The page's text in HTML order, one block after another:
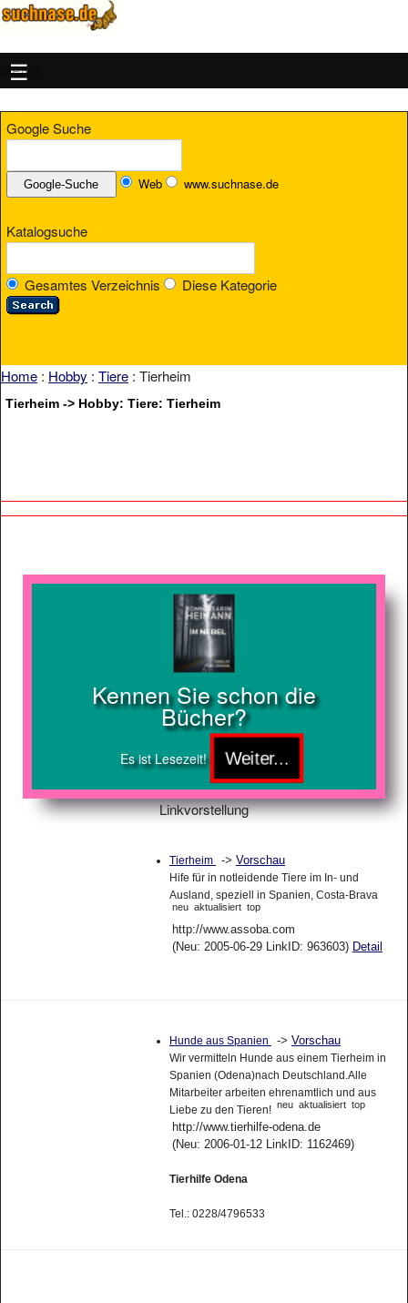
MENU
Google Suche
Web www.suchnase.de
Katalogsuche
Gesamtes Verzeichnis Diese Kategorie
Home : Hobby : Tiere : Tierheim
Tierheim -> Hobby: Tiere: Tierheim
Kennen Sie schon die
Bücher?
Es ist Lesezeit!
Linkvorstellung
Tierheim -> Vorschau
Hife für in notleidende Tiere im In- und
Ausland, speziell in Spanien, Costa-Brava
neu aktualisiert top
http://www.assoba.com
(Neu: 2005-06-29 LinkID: 963603) Detail
Hunde aus Spanien -> Vorschau
Wir vermitteln Hunde aus einem Tierheim in
Spanien (Odena)nach Deutschland.Alle
Mitarbeiter arbeiten ehrenamtlich und aus
Liebe zu den Tieren! neu aktualisiert top
http://www.tierhilfe-odena.de
(Neu: 2006-01-12 LinkID: 1162469)
Tierhilfe Odena
Tel.: 0228/4796533